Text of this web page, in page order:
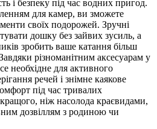
і безпеку під час водних пригод.
для камер, ви зможете
своїх подорожей. Зручні
дошку без зайвих зусиль, а
зробить ваше катання більш
різноманітним аксесуарам у
необхідне для активного
речей і знімне каякове
під час тривалих
ніж насолода краєвидами,
дозвіллям з родиною чи